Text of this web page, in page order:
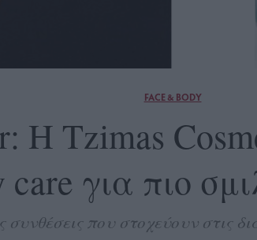
FACE & BODY
Η Tzimas
care για πιο
συνθέσεις που στοχεύουν στις